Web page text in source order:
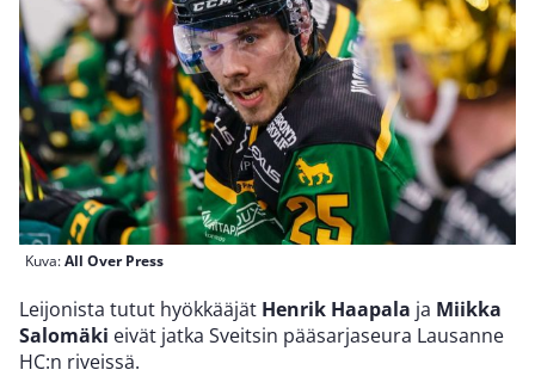
Kuva:All Over Press
Leijonista tutut hyökkääjät Henrik Haapala ja Miikka
Salomäki eivät jatka Sveitsin pääsarjaseura Lausanne
HC:n riveissä.